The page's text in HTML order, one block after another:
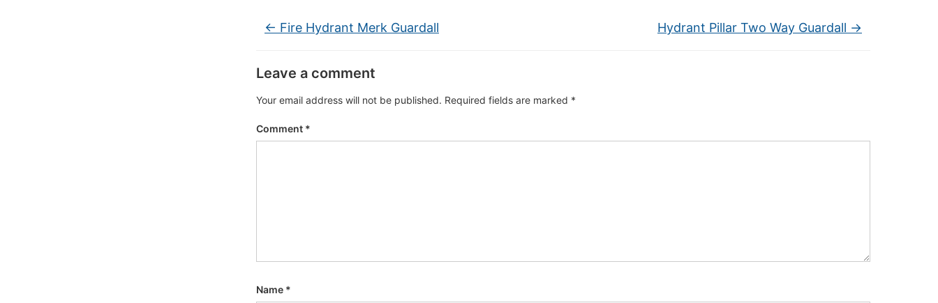
← Fire Hydrant Merk Guardall Hydrant Pillar Two Way Guardall →
Leave a comment
Your email address will not be published. Required fields are marked *
Comment *
Name *